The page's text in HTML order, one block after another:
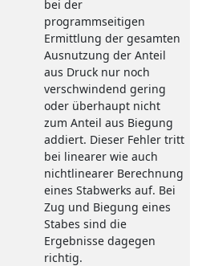
bei der
programmseitigen
Ermittlung der gesamten
Ausnutzung der Anteil
aus Druck nur noch
verschwindend gering
oder überhaupt nicht
zum Anteil aus Biegung
addiert. Dieser Fehler tritt
bei linearer wie auch
nichtlinearer Berechnung
eines Stabwerks auf. Bei
Zug und Biegung eines
Stabes sind die
Ergebnisse dagegen
richtig.